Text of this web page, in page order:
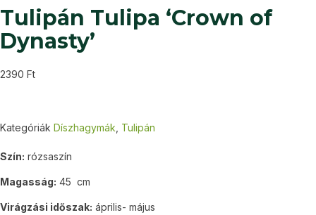
Tulipán Tulipa ‘Crown of
Dynasty’
2390 Ft
Kategóriák Díszhagymák Tulipán
Szín: rózsaszín
Magasság: 45 cm
Virágzási időszak: április- május